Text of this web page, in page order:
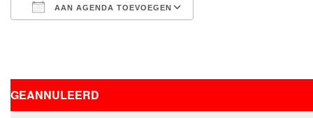
AAN AGENDA TOEVOEGEN
GEANNULEERD